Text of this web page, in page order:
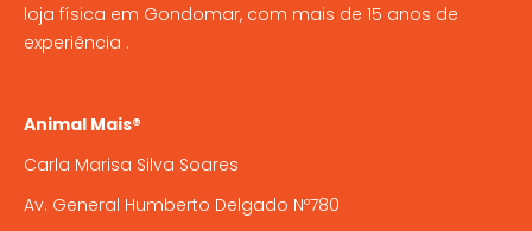
loja física em Gondomar, com mais de 15 anos de
experiência .
Animal Mais®
Carla Marisa Silva Soares
Av. General Humberto Delgado Nº780